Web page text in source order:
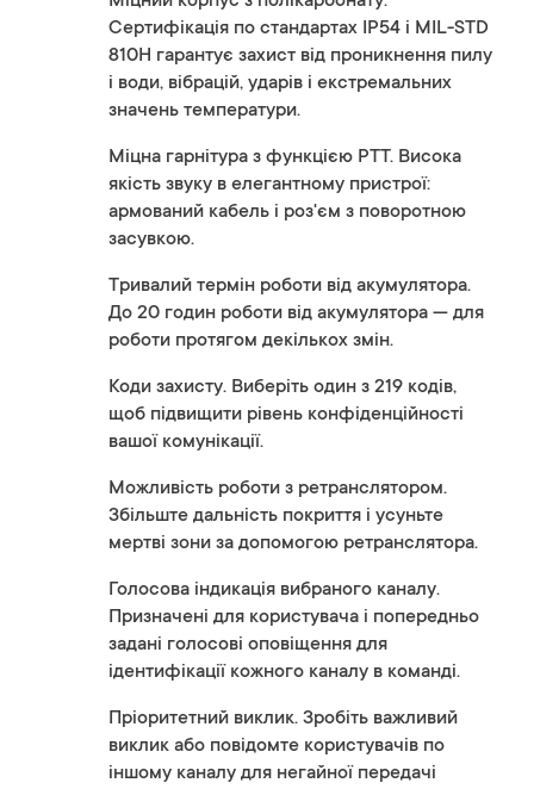
Сертифікація по стандартах IP54 і MIL-STD
810H гарантує захист від проникнення пилу
і води, вібрацій, ударів і екстремальних
значень температури.
Міцна гарнітура з функцією PTT. Висока
якість звуку в елегантному пристрої:
армований кабель і роз'єм з поворотною
засувкою.
Тривалий термін роботи від акумулятора.
До 20 годин роботи від акумулятора — для
роботи протягом декількох змін.
Коди захисту. Виберіть один з 219 кодів,
щоб підвищити рівень конфіденційності
вашої комунікації.
Можливість роботи з ретранслятором.
Збільште дальність покриття і усуньте
мертві зони за допомогою ретранслятора.
Голосова індикація вибраного каналу.
Призначені для користувача і попередньо
задані голосові оповіщення для
ідентифікації кожного каналу в команді.
Пріоритетний виклик. Зробіть важливий
виклик або повідомте користувачів по
іншому каналу для негайної передачі